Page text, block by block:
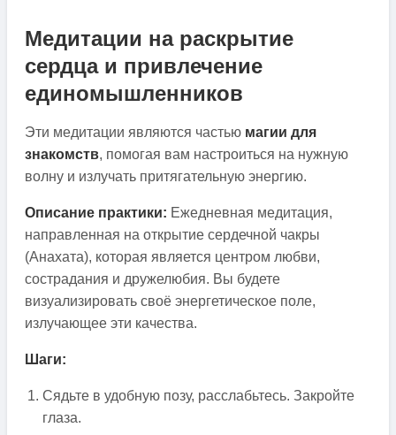
Медитации на раскрытие
сердца и привлечение
единомышленников
Эти медитации являются частью магии для
знакомств, помогая вам настроиться на нужную
волну и излучать притягательную энергию.
Описание практики: Ежедневная медитация,
направленная на открытие сердечной чакры
(Анахата), которая является центром любви,
сострадания и дружелюбия. Вы будете
визуализировать своё энергетическое поле,
излучающее эти качества.
Шаги:
Сядьте в удобную позу, расслабьтесь. Закройте
глаза.